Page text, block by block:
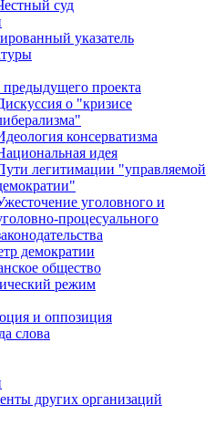
суд
указатель
проекта
о "кризисе
консерватизма
идея
легитимации "управляемой
уголовного и
процесуального
демократии
общество
режим
и оппозиция
слова
других организаций